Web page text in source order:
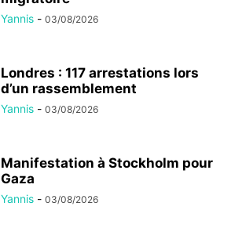
Yannis - 03/08/2026
Londres : 117 arrestations lors
d’un rassemblement
Yannis - 03/08/2026
Manifestation à Stockholm pour
Gaza
Yannis - 03/08/2026